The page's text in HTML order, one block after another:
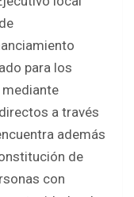
para los
a través
además
de
con